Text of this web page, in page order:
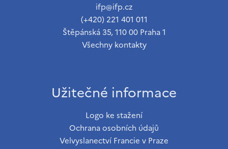
ifp@ifp.cz
(+420) 221 401 011
Štěpánská 35, 110 00 Praha 1
Všechny kontakty
Užitečné informace
Logo ke stažení
Ochrana osobních údajů
Velvyslanectví Francie v Praze